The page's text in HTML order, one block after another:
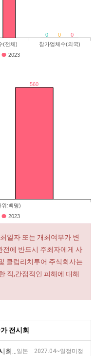
0 0 0
(전체) 참가업체수(외국)
2023
560
위:백명)
2023
일자 또는 개최여부가 변
전에 반드시 주최자에게 사
클럽리치투어 주식회사는
직,간접적인 피해에 대해
전시회
일본 2027.04~일정미정